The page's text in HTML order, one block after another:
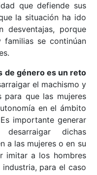
que defiende sus
la situación ha ido
desventajas, porque
se continúan
de género es un reto
el machismo y
para que las mujeres
en el ámbito
importante generar
dichas
a las mujeres o en su
imitar a los hombres
industria, para el caso